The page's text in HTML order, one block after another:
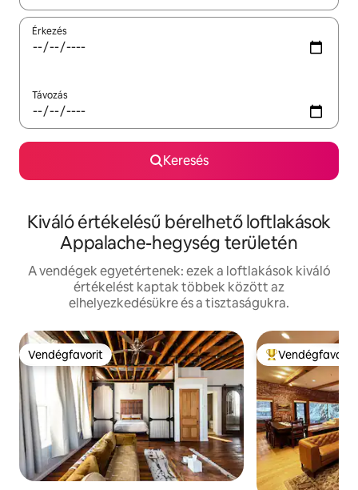
Érkezés
Távozás
Keresés
Kiváló értékelésű bérelhető loftlakások
Appalache-hegység területén
A vendégek egyetértenek: ezek a loftlakások kiváló
értékelést kaptak többek között az
elhelyezkedésükre és a tisztaságukra.
Vendégfavorit
Vendégfavorit Kiemelt
Vendégfavorit